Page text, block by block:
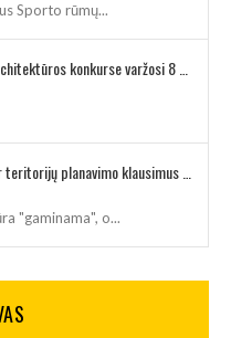
Sporto rūmų...
"gaminama", o...